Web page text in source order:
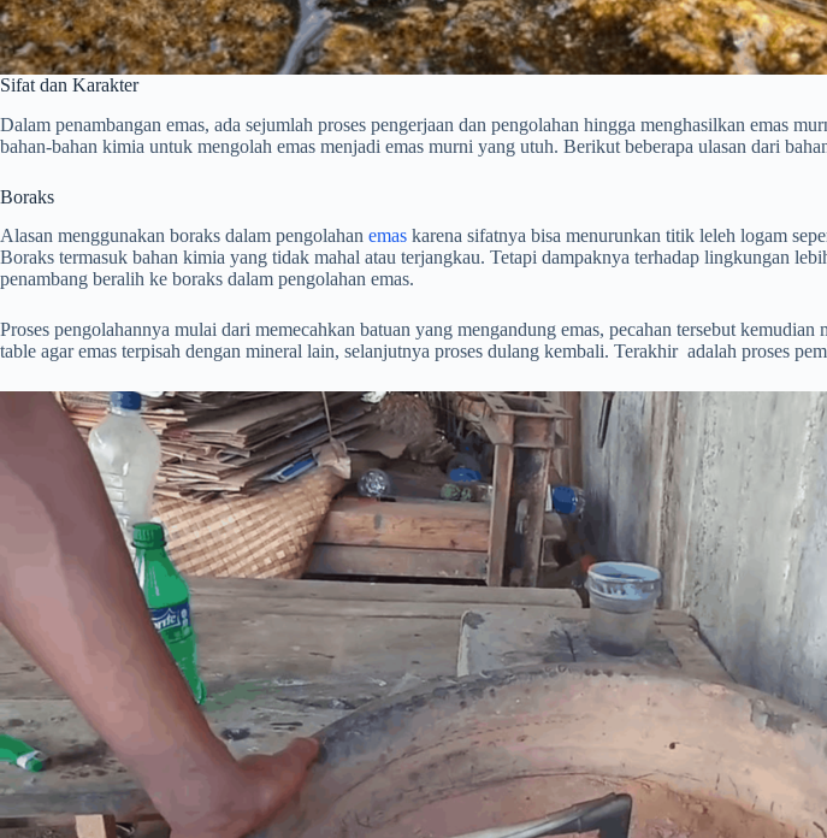
Sifat dan Karakter
Dalam penambangan emas, ada sejumlah proses pengerjaan dan pengolahan hingga menghasilkan emas
bahan-bahan kimia untuk mengolah emas menjadi emas murni yang utuh. Berikut beberapa ulasan dari
Boraks
Alasan menggunakan boraks dalam pengolahan emas karena sifatnya bisa menurunkan titik leleh logam
Boraks termasuk bahan kimia yang tidak mahal atau terjangkau. Tetapi dampaknya terhadap lingkungan
penambang beralih ke boraks dalam pengolahan emas.
Proses pengolahannya mulai dari memecahkan batuan yang mengandung emas, pecahan tersebut
table agar emas terpisah dengan mineral lain, selanjutnya proses dulang kembali. Terakhir adalah proses